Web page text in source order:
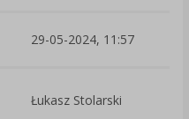
29-05-2024, 11:57
Łukasz Stolarski